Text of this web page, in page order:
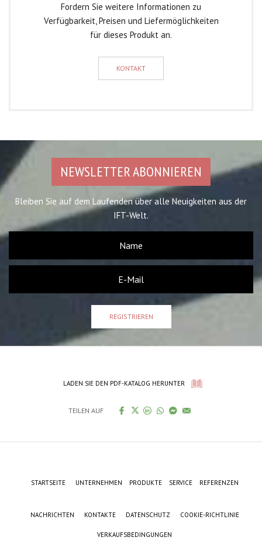
Fordern Sie weitere Informationen zu
Verfügbarkeit, Preisen und Liefermöglichkeiten
für dieses Produkt an.
KONTAKT
NEWSLETTER ABONNIEREN
Bleiben Sie auf dem Laufenden über alle Neuigkeiten aus der
IFT-Welt.
REGISTRIEREN
LADEN SIE DEN PDF-KATALOG HERUNTER
TEILEN AUF
STARTSEITE UNTERNEHMEN PRODUKTE SERVICE REFERENZEN
NACHRICHTEN KONTAKTE DATENSCHUTZ COOKIE-RICHTLINIE
VERKAUFSBEDINGUNGEN